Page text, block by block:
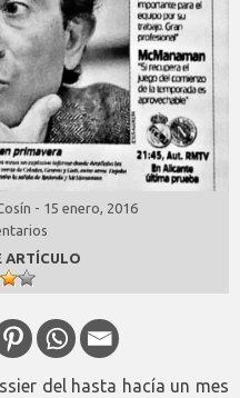
- 15 enero, 2016
ARTÍCULO
del hasta hacía un mes